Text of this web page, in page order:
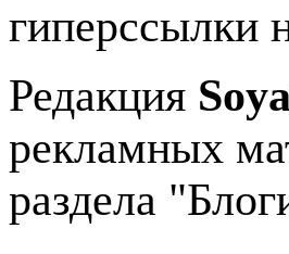
гиперссылки
Редакция
рекламных
раздела